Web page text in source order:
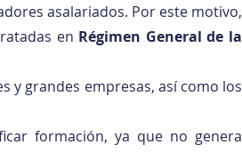
asalariados. Por este motivo,
en Régimen General de la
y grandes empresas, así como los
formación, ya que no genera